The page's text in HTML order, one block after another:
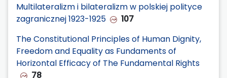
Multilateralizm i bilateralizm w polskiej polityce
zagranicznej 1923-1925
107
The Constitutional Principles of Human Dignity,
Freedom and Equality as Fundaments of
Horizontal Efficacy of The Fundamental Rights
78